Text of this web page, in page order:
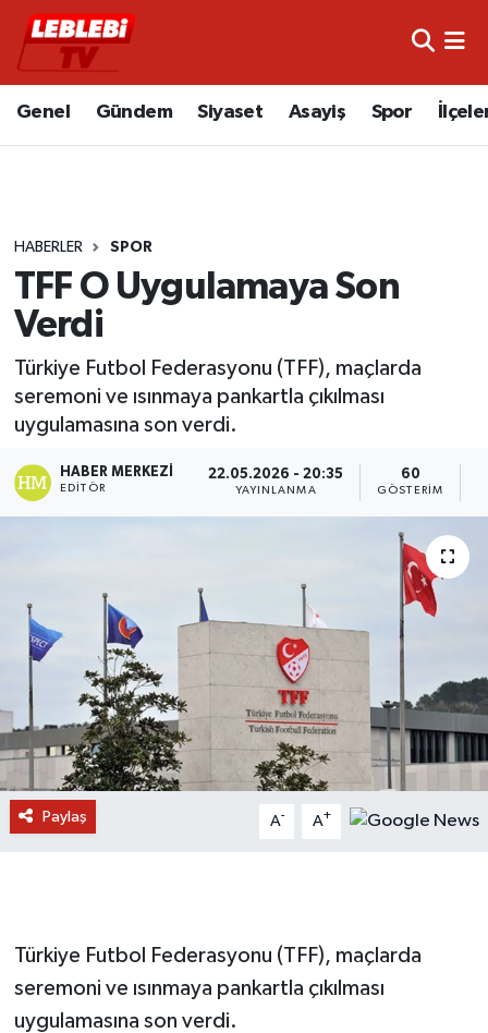
Genel Gündem Siyaset Asayiş Spor
HABERLER SPOR
TFF O Uygulamaya Son
Verdi
Türkiye Futbol Federasyonu (TFF), maçlarda
seremoni ve ısınmaya pankartla çıkılması
uygulamasına son verdi.
HABER MERKEZI
EDITÖR
22.05.2026 - 20:35
YAYINLANMA
60
GÖSTERIM
Paylaş A- A+
Türkiye Futbol Federasyonu (TFF), maçlarda
seremoni ve ısınmaya pankartla çıkılması
uygulamasına son verdi.
Hava Durumu
Süper Lig Puan Durumu ve Fikstür
Tüm Manşetler
Son Dakika Haberleri
Haber Arşivi